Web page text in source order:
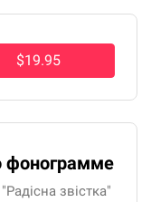
$19.95
фонограмме
звістка"